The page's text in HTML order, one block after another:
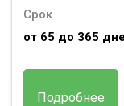
Срок
от 65 до 365
Подробнее